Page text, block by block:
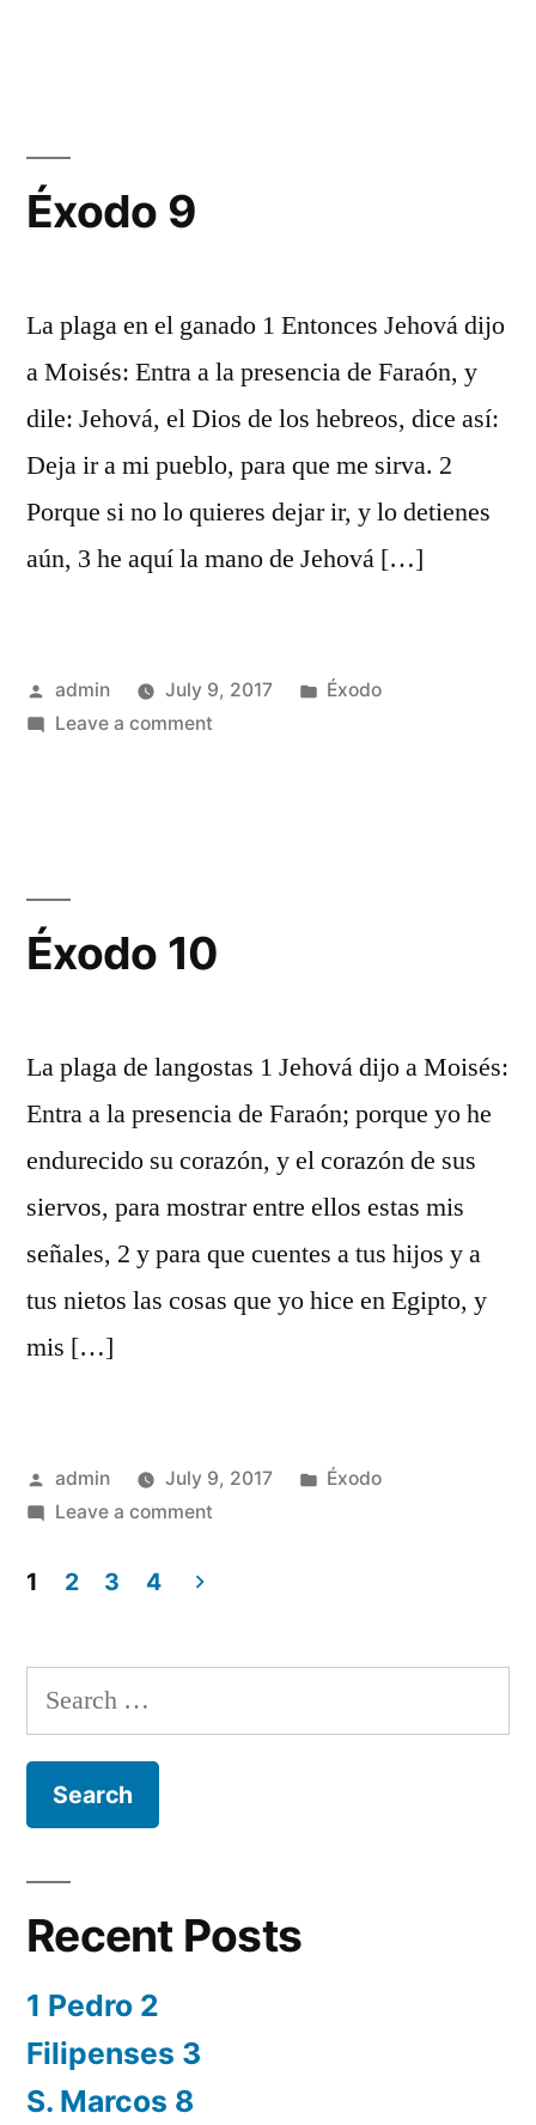
Éxodo 9
La plaga en el ganado 1 Entonces Jehová dijo
a Moisés: Entra a la presencia de Faraón, y
dile: Jehová, el Dios de los hebreos, dice así:
Deja ir a mi pueblo, para que me sirva. 2
Porque si no lo quieres dejar ir, y lo detienes
aún, 3 he aquí la mano de Jehová […]
Posted
by
admin July 9, 2017
Posted
Éxodo
Leave a commenton
Éxodo 10
La plaga de langostas 1 Jehová dijo a Moisés:
Entra a la presencia de Faraón; porque yo he
endurecido su corazón, y el corazón de sus
siervos, para mostrar entre ellos estas mis
señales, 2 y para que cuentes a tus hijos y a
tus nietos las cosas que yo hice en Egipto, y
mis […]
Posted
by
admin July 9, 2017
Posted
Éxodo
Leave a commenton
navigation
1 2 3 4
Search
for:
Recent Posts
1 Pedro 2
Filipenses 3
S. Marcos 8